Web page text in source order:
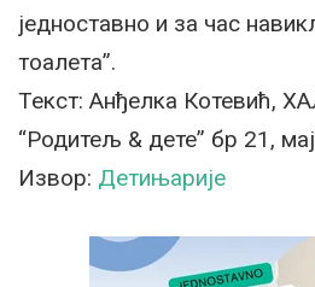
једноставно и за час
тоалета”.
Текст: Анђелка Котевић,
“Родитељ & дете” бр 21,
Извор: Детињарије